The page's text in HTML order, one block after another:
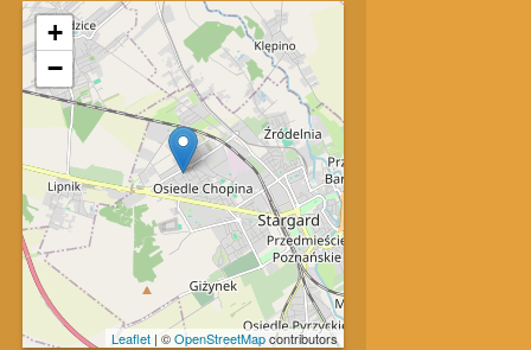
mapa
+
−
Leaflet | ©OpenStreetMapcontributors